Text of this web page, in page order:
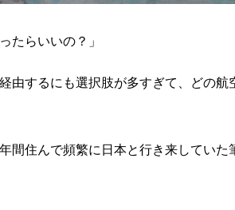
たらいいの？」
由するにも選択肢が多すぎて、どの航
間住んで頻繁に日本と行き来していた